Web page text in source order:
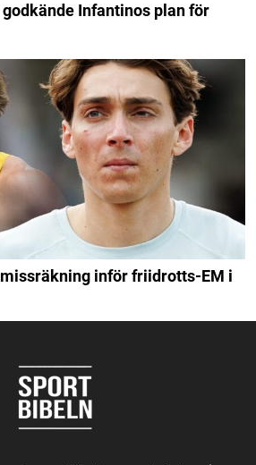
Infantinos plan för
inför friidrotts-EM i